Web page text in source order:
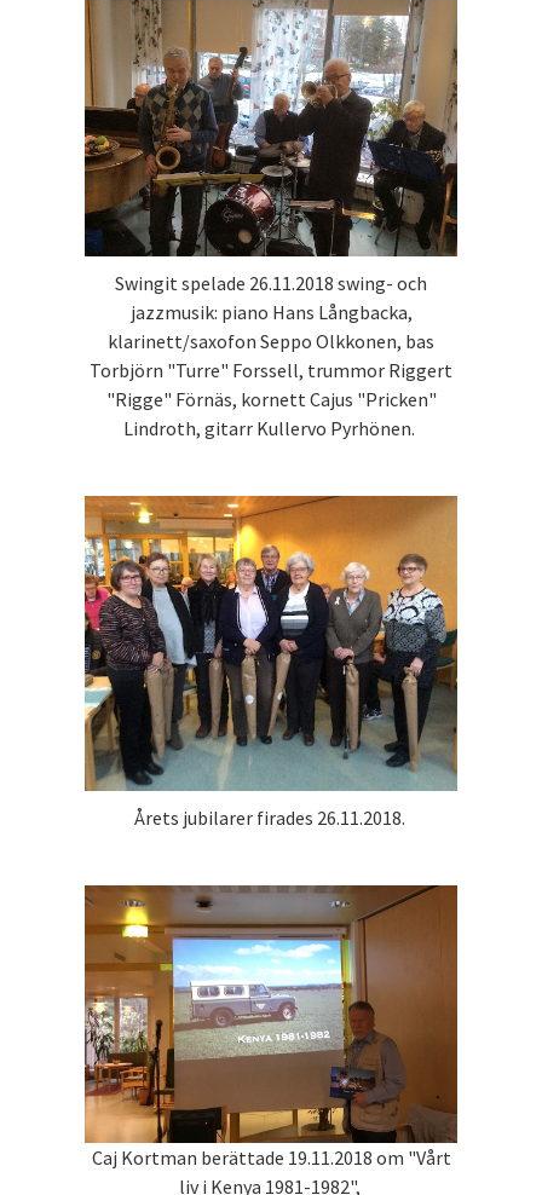
Swingit spelade 26.11.2018 swing- och
jazzmusik: piano Hans Långbacka,
klarinett/saxofon Seppo Olkkonen, bas
Torbjörn "Turre" Forssell, trummor Riggert
"Rigge" Förnäs, kornett Cajus "Pricken"
Lindroth, gitarr Kullervo Pyrhönen.
Årets jubilarer firades 26.11.2018.
Caj Kortman berättade 19.11.2018 om "Vårt
liv i Kenya 1981-1982",